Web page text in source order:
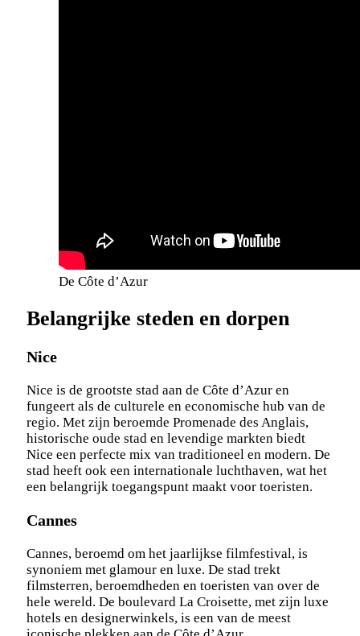
De Côte d’Azur
Belangrijke steden en dorpen
Nice
Nice is de grootste stad aan de Côte d’Azur en
fungeert als de culturele en economische hub van de
regio. Met zijn beroemde Promenade des Anglais,
historische oude stad en levendige markten biedt
Nice een perfecte mix van traditioneel en modern. De
stad heeft ook een internationale luchthaven, wat het
een belangrijk toegangspunt maakt voor toeristen.
Cannes
Cannes, beroemd om het jaarlijkse filmfestival, is
synoniem met glamour en luxe. De stad trekt
filmsterren, beroemdheden en toeristen van over de
hele wereld. De boulevard La Croisette, met zijn luxe
hotels en designerwinkels, is een van de meest